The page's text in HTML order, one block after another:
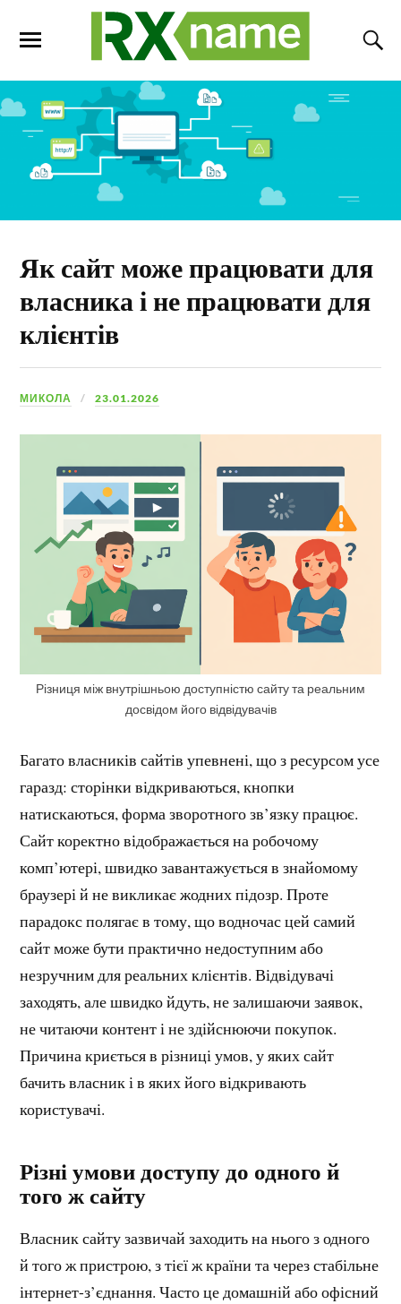
Як сайт може працювати для
власника і не працювати для
клієнтів
МИКОЛА 23.01.2026
Різниця між внутрішньою доступністю сайту та реальним
досвідом його відвідувачів
Багато власників сайтів упевнені, що з ресурсом усе
гаразд: сторінки відкриваються, кнопки
натискаються, форма зворотного зв’язку працює.
Сайт коректно відображається на робочому
комп’ютері, швидко завантажується в знайомому
браузері й не викликає жодних підозр. Проте
парадокс полягає в тому, що водночас цей самий
сайт може бути практично недоступним або
незручним для реальних клієнтів. Відвідувачі
заходять, але швидко йдуть, не залишаючи заявок,
не читаючи контент і не здійснюючи покупок.
Причина криється в різниці умов, у яких сайт
бачить власник і в яких його відкривають
користувачі.
Різні умови доступу до одного й
того ж сайту
Власник сайту зазвичай заходить на нього з одного
й того ж пристрою, з тієї ж країни та через стабільне
інтернет-з’єднання. Часто це домашній або офісний